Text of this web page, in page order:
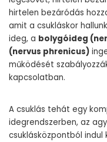
hirtelen bezáródás
amit a csukláskor
ideg, a bolygóideg
(nervus phrenicus)
működését
kapcsolatban.
A csuklás tehát egy
idegrendszerben, az
csuklásközpontból indul